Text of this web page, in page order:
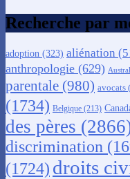
Recherche par
adoption (323) aliénation
anthropologie (629)
parentale (980) avocats
(1734) Belgique (213)
des pères
discrimination
(1724) droits